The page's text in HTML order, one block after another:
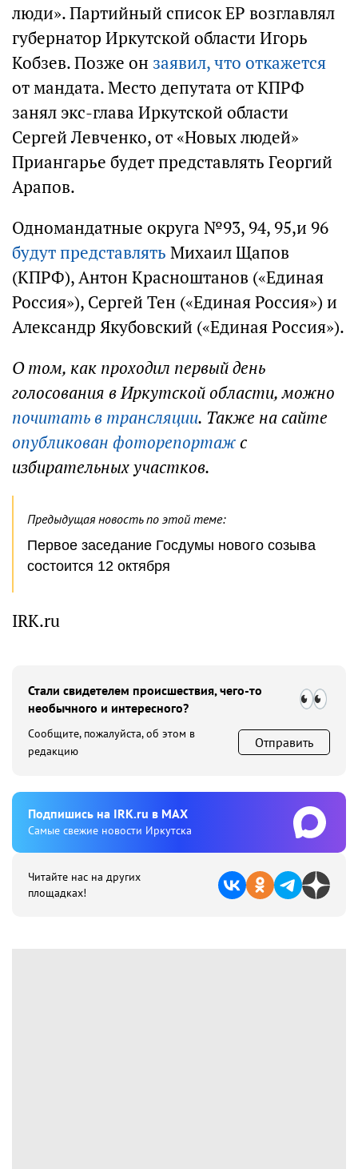
люди». Партийный список ЕР возглавлял
губернатор Иркутской области Игорь
Кобзев. Позже он заявил, что откажется
от мандата. Место депутата от КПРФ
занял экс-глава Иркутской области
Сергей Левченко, от «Новых людей»
Приангарье будет представлять Георгий
Арапов.
Одномандатные округа №93, 94, 95,и 96
будут представлять Михаил Щапов
(КПРФ), Антон Красноштанов («Единая
Россия»), Сергей Тен («Единая Россия») и
Александр Якубовский («Единая Россия»).
О том, как проходил первый день
голосования в Иркутской области, можно
почитать в трансляции. Также на сайте
опубликован фоторепортажс
избирательных участков.
Предыдущая новость по этой теме:
Первое заседание Госдумы нового созыва
состоится 12 октября
IRK.ru
Стали свидетелем происшествия, чего-то
необычного и интересного?
Сообщите, пожалуйста, об этом в
редакцию
Отправить
Подпишиcь на IRK.ru в MAX
Cамые свежие новости Иркутска
Читайте нас на других
площадках!